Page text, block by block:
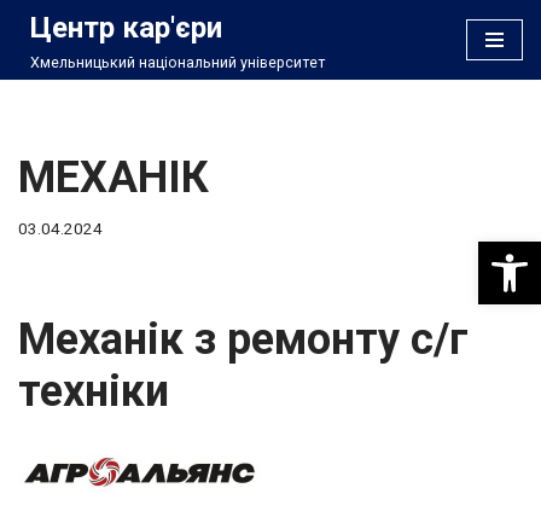
Перейти
Центр кар'єри
Хмельницький національний університет
МЕХАНІК
03.04.2024
Механік з ремонту с/г
техніки